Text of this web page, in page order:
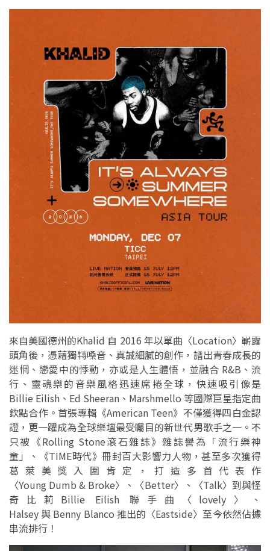
來自美國德州的Khalid 自 2016 年以單曲〈Location〉嶄露
頭角後，憑藉獨特嗓音、真誠細膩的創作，譜出青春成長的
迷惘、戀愛中的悸動，亦或是人生體悟，並融合 R&B、流
行、靈魂樂的音樂風格迅速席捲全球，快速吸引像是
Billie Eilish、Ed Sheeran、Marshmello 等國際巨星指定曲
欽點合作。首張專輯《American Teen》不僅獲得四白金認
證，更一躍成為全球樂壇最受矚目的新世代男歌手之一。不
只被《Rolling Stone滾石雜誌》雜誌譽為「流行樂神
童」、《TIME時代》冊封百大影響力人物，甚至多次獲得
葛萊美獎入圍肯定，打造多首代表作
〈Young Dumb & Broke〉、〈Better〉、〈Talk〉到與怪
奇比莉Billie Eilish 聯手曲〈lovely〉、
Halsey 與 Benny Blanco 推出的〈Eastside〉至今依然佔據
串流排行！